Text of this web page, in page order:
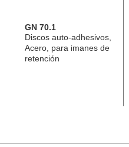
GN 70.1
Discos auto-adhesivos,
Acero, para imanes de
retención